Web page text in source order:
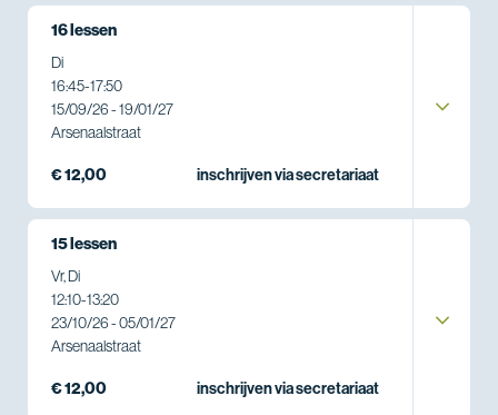
16 lessen
Di
16:45-17:50
15/09/26 - 19/01/27
Arsenaalstraat
€ 12,00 inschrijven via secretariaat
15 lessen
Vr, Di
12:10-13:20
23/10/26 - 05/01/27
Arsenaalstraat
€ 12,00 inschrijven via secretariaat